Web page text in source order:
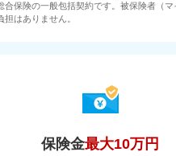
合保険の一般包括契約です。被保険者（マ
はありません。
保険金最大10万円